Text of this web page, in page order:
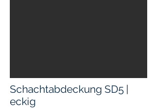
Schachtabdeckung SD5 |
eckig